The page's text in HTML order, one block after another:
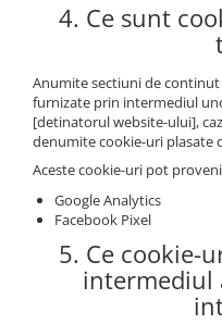
4. Ce sunt
Anumite sectiuni de
furnizate prin intermediul
[detinatorul website-ului],
denumite cookie-uri plasate
Aceste cookie-uri pot
Google Analytics
Facebook Pixel
5. Ce cookie-
intermediul